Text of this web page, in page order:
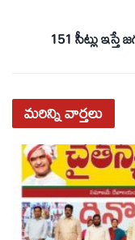
151 సీట్లు
మరిన్నివార్తలు